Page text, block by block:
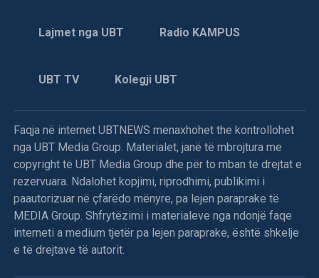
Lajmet nga UBT Radio KAMPUS
UBT TV Kolegji UBT
Faqja në internet UBTNEWS menaxhohet the kontrollohet
nga UBT Media Group. Materialet, janë të mbrojtura me
copyright të UBT Media Group dhe për to mban të drejtat e
rezervuara. Ndalohet kopjimi, riprodhimi, publikimi i
paautorizuar në çfarëdo mënyre, pa lejen paraprake të
MEDIA Group. Shfrytëzimi i materialeve nga ndonjë faqe
interneti a medium tjetër pa lejen paraprake, është shkelje
e të drejtave të autorit.